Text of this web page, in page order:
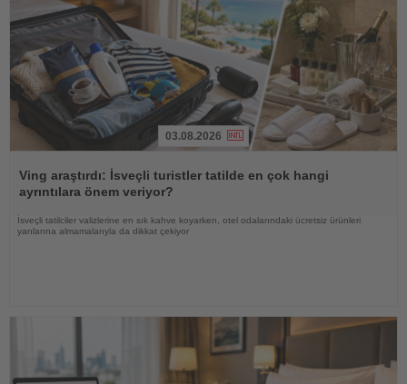
Oku
03.08.2026
Ving araştırdı: İsveçli turistler tatilde en çok hangi
ayrıntılara önem veriyor?
İsveçli tatilciler valizlerine en sık kahve koyarken, otel odalarındaki ücretsiz ürünleri
yanlarına almamalarıyla da dikkat çekiyor